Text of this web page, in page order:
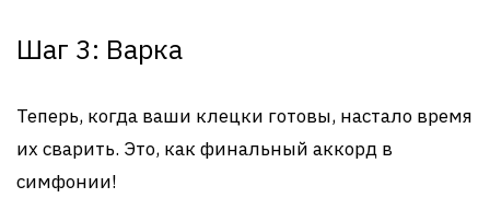
Шаг 3: Варка
Теперь, когда ваши клецки готовы, настало время
их сварить. Это, как финальный аккорд в
симфонии!